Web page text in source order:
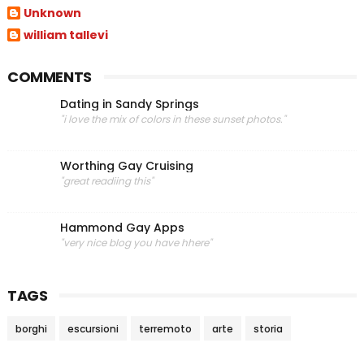
Unknown
william tallevi
COMMENTS
Dating in Sandy Springs
"i love the mix of colors in these sunset photos."
Worthing Gay Cruising
"great readiing this"
Hammond Gay Apps
"very nice blog you have hhere"
TAGS
borghi escursioni terremoto arte storia